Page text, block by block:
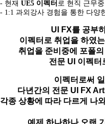
- 현재 UE5 이펙터 로 현직 근무중
- 1:1 과외강사 경험을 통한 다양
UI FX를 공부
이펙터로 취업을 하였
취업을 준비중에 포폴
전문 UI 이펙터
이펙터로써
다년간의 전문 UI FX
각종 상황에 따라 다르게 나
예제 하나하나 오랜